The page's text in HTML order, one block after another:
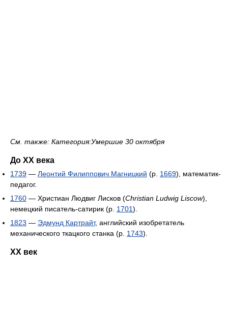
См. также: Категория:Умершие 30 октября
До XX века
1739 — Леонтий Филиппович Магницкий (р. 1669), математик-
педагог.
1760 — Христиан Людвиг Лисков (Christian Ludwig Liscow),
немецкий писатель-сатирик (р. 1701).
1823 — Эдмунд Картрайт, английский изобретатель
механического ткацкого станка (р. 1743).
XX век